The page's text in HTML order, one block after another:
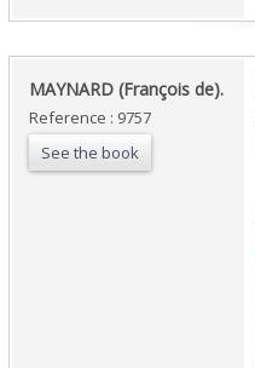
‎MAYNARD (François de).‎
Reference : 9757
See the book